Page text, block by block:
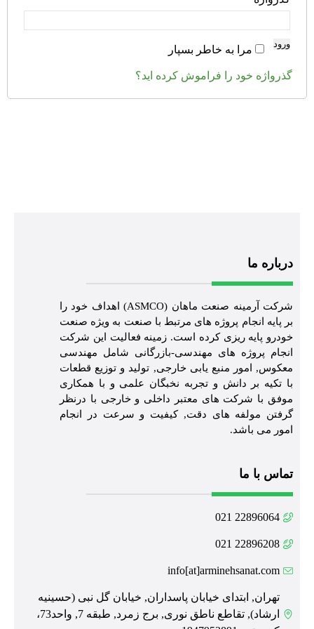
مرا به خاطر بسپار ورود
گذرواژه خود را فراموش کرده اید؟
درباره ما
شرکت آرمینه صنعت ماهان (ASMCO) اهداف خود را
بر پایه انجام پروژه های مرتبط با صنعت به ویژه صنعت
خودرو پایه ریزی کرده است. زمینه فعالیت این شرکت
انجام پروژه های مهندسی-بازرگانی شامل مهندسی
معکوس, امور منبع یابی خارجی, تولید و توزیع قطعات
با تکیه بر دانش و تجربه نخبگان علمی و با همکاری
موفق با شرکت های معتبر داخلی و خارجی با درنظر
گرفتن مولفه های دقت, کیفیت و سرعت در انجام
امور می باشد.
تماس با ما
22896064 021
22896208 021
info[at]arminehsanat.com
تهران, ابتدای خیابان پاسداران, خیابان گل نبی (حسینیه
ارشاد), تقاطع ناطق نوری, برج زمرد, طبقه 7, واحد73،